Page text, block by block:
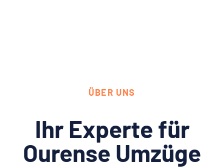
ÜBER UNS
Ihr Experte für
Ourense Umzüge